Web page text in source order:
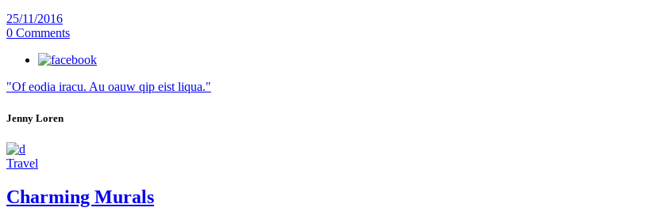
25/11/2016
0 Comments
"Of eodia iracu. Au oauw qip eist liqua."
Jenny Loren
Travel
Charming Murals